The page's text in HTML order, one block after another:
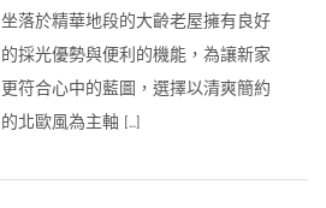
坐落於精華地段的大齡老屋擁有良好
的採光優勢與便利的機能，為讓新家
更符合心中的藍圖，選擇以清爽簡約
的北歐風為主軸 […]